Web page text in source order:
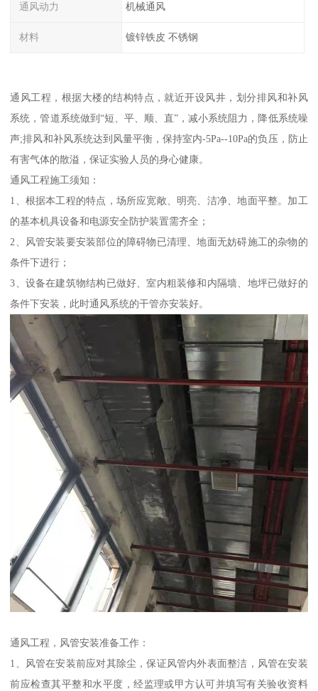
通风动力 机械通风
材料 镀锌铁皮 不锈钢
通风工程，根据大楼的结构特点，就近开设风井，划分排风和补风
系统，管道系统做到“短、平、顺、直”，减小系统阻力，降低系统噪
声;排风和补风系统达到风量平衡，保持室内-5Pa--10Pa的负压，防止
有害气体的散溢，保证实验人员的身心健康。
通风工程施工须知：
1、根据本工程的特点，场所应宽敞、明亮、洁净、地面平整。加工
的基本机具设备和电源安全防护装置需齐全；
2、风管安装要安装部位的障碍物已清理、地面无妨碍施工的杂物的
条件下进行；
3、设备在建筑物结构已做好、室内粗装修和内隔墙、地坪已做好的
条件下安装，此时通风系统的干管亦安装好。
通风工程，风管安装准备工作：
1、风管在安装前应对其除尘，保证风管内外表面整洁，风管在安装
前应检查其平整和水平度，经监理或甲方认可并填写有关验收资料